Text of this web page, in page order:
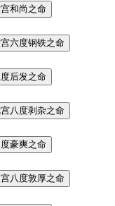
和尚之命
六度钢铁之命
后发之命
八度剥杂之命
豪爽之命
八度敦厚之命